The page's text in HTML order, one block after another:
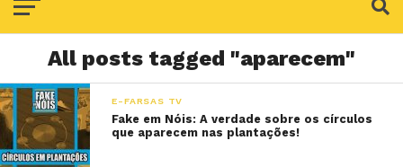
All posts tagged "aparecem"
E-FARSAS TV
Fake em Nóis: A verdade sobre os círculos
que aparecem nas plantações!